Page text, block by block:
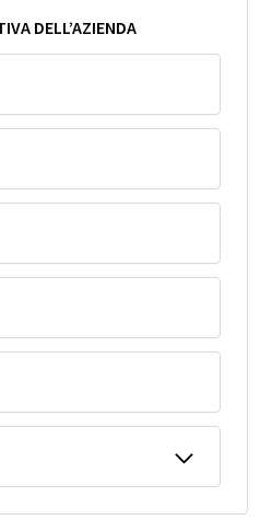
DELL’AZIENDA